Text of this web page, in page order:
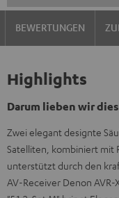
BEWERTUNGEN
Highlights
Darum lieben wir
Zwei elegant designte
Satelliten, kombiniert mit
unterstützt durch den
AV-Receiver Denon AVR-